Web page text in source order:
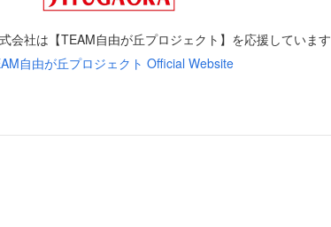
会社は 【TEAM自由が丘プロジェクト】を応援しています
自由が丘プロジェクト Official Website